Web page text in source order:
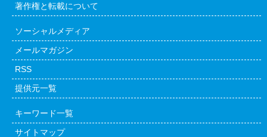
著作権と転載について
ソーシャルメディア
メールマガジン
RSS
提供元一覧
キーワード一覧
サイトマップ